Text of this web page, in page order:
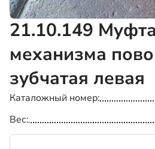
21.10.149 Муфта
механизма
зубчатая левая
Каталожный номер
Вес